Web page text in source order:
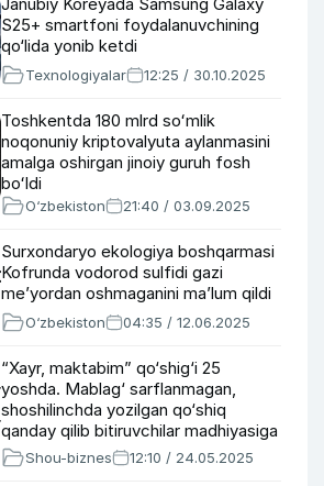
S25+ smartfoni foydalanuvchining
qo‘lida yonib ketdi
Texnologiyalar 12:25 / 30.10.2025
Toshkentda 180 mlrd soʻmlik
noqonuniy kriptovalyuta aylanmasini
amalga oshirgan jinoiy guruh fosh
boʻldi
O‘zbekiston 21:40 / 03.09.2025
Surxondaryo ekologiya boshqarmasi
Kofrunda vodorod sulfidi gazi
meʼyordan oshmaganini maʼlum qildi
O‘zbekiston 04:35 / 12.06.2025
“Xayr, maktabim” qo‘shig‘i 25
yoshda. Mablag‘ sarflanmagan,
shoshilinchda yozilgan qo‘shiq
qanday qilib bitiruvchilar madhiyasiga
aylandi?
Shou-biznes 12:10 / 24.05.2025